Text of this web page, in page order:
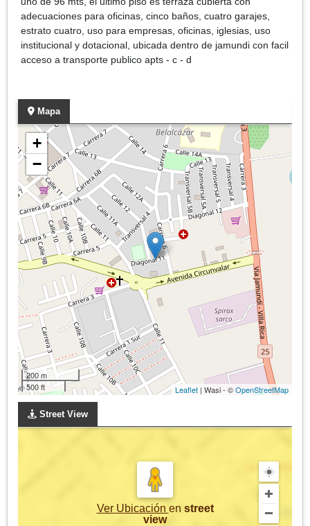
adecuaciones para oficinas, cinco baños, cuatro garajes,
estrato cuatro, uso para empresas, oficinas, iglesias, uso
institucional y dotacional, ubicada dentro de jamundi con facil
acceso a transporte publico apts - c - d
Mapa
+
−
200 m
500 ft
Leaflet | Wasi - ©OpenStreetMap
Street View
Ver Ubicación en street
view